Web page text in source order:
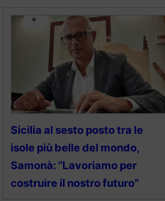
Sicilia al sesto posto tra le
isole più belle del mondo,
Samonà: “Lavoriamo per
costruire il nostro futuro”